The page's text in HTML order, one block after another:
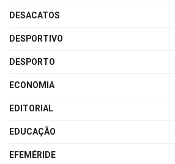
DESACATOS
DESPORTIVO
DESPORTO
ECONOMIA
EDITORIAL
EDUCAÇÃO
EFEMÉRIDE